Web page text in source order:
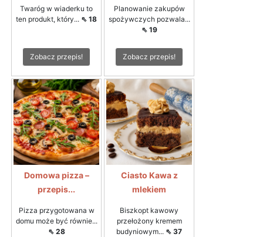
Twaróg w wiaderku to
ten produkt, który... ⇖ 18
Zobacz przepis!
Planowanie zakupów
spożywczych pozwala...
⇖ 19
Zobacz przepis!
Domowa pizza –
przepis...
Pizza przygotowana w
domu może być równie...
⇖ 28
Ciasto Kawa z
mlekiem
Biszkopt kawowy
przełożony kremem
budyniowym... ⇖ 37